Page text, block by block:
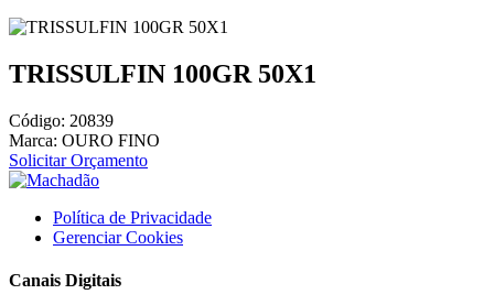
TRISSULFIN 100GR 50X1
Código: 20839
Marca: OURO FINO
Solicitar Orçamento
Política de Privacidade
Gerenciar Cookies
Canais Digitais